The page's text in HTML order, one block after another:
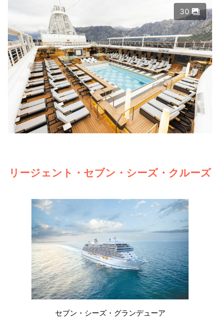
30
リージェント・セブン・シーズ・クルーズ
セブン・シーズ・グランデューア